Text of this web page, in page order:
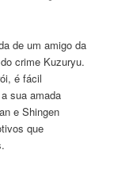
de um amigo da
crime Kuzuryu.
é fácil
sua amada
e Shingen
que